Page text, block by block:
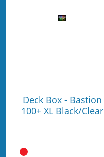
Deck Box - Bastion
100+ XL Black/Clear